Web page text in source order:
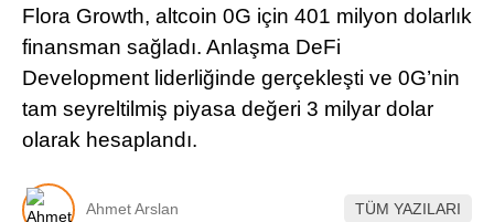
Flora Growth, altcoin 0G için 401 milyon dolarlık
finansman sağladı. Anlaşma DeFi
Development liderliğinde gerçekleşti ve 0G’nin
tam seyreltilmiş piyasa değeri 3 milyar dolar
olarak hesaplandı.
Ahmet Arslan TÜM YAZILARI